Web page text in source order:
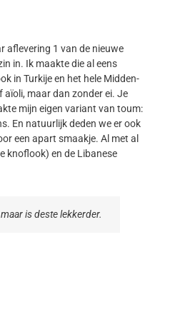
aflevering 1 van de nieuwe
in. Ik maakte die al eens
in Turkije en het hele Midden-
maar dan zonder ei. Je
mijn eigen variant van toum:
En natuurlijk deden we er ook
een apart smaakje. Al met al
knoflook) en de Libanese
is deste lekkerder.